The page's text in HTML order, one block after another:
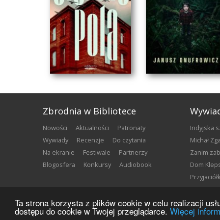
Ta strona korzysta z plików cookie w celu realizacji
dostępu do cookie w Twojej przeglądarce. Więcej
Małgorzata Chojnicka
​TO ZDECYDOWANIE
LEKTURA DLA
Małgorzata Chojnicka
Zbrodnia w Bibliotece
nowości aktualności
patronaty
wywiady
recenzje
do czytania
na ekranie
festiwale
partnerzy
blogosfera
konkursy audiobook
Indyjska
Michał
Zanim
Dom
Copyright ©2026Zbrodnia w Bibliotece